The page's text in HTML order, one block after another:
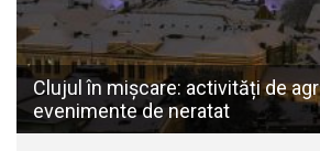
Clujul în mișcare: activități de
evenimente de neratat